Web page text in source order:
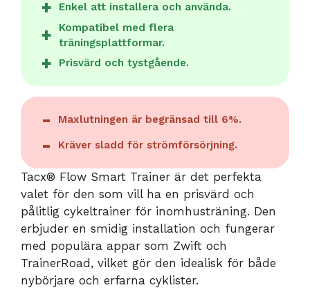
Enkel att installera och använda.
Kompatibel med flera
träningsplattformar.
Prisvärd och tystgående.
Maxlutningen är begränsad till 6%.
Kräver sladd för strömförsörjning.
Tacx® Flow Smart Trainer är det perfekta
valet för den som vill ha en prisvärd och
pålitlig cykeltrainer för inomhusträning. Den
erbjuder en smidig installation och fungerar
med populära appar som Zwift och
TrainerRoad, vilket gör den idealisk för både
nybörjare och erfarna cyklister.